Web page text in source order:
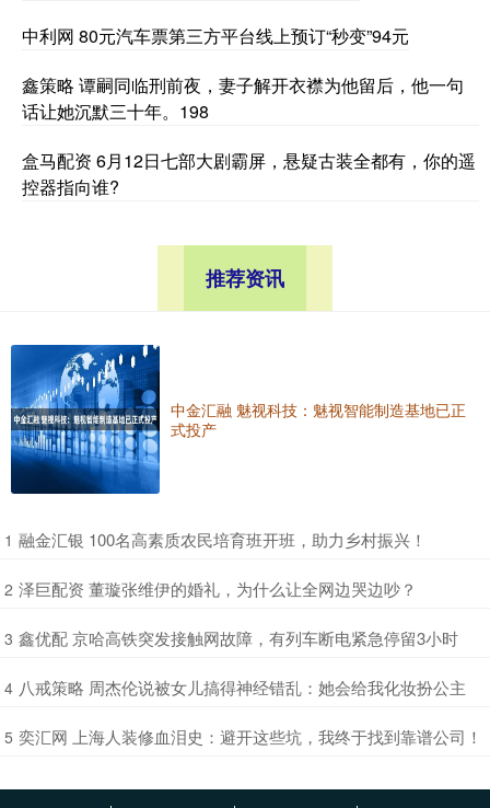
中利网 80元汽车票第三方平台线上预订“秒变”94元
鑫策略 谭嗣同临刑前夜，妻子解开衣襟为他留后，他一句
话让她沉默三十年。198
盒马配资 6月12日七部大剧霸屏，悬疑古装全都有，你的遥
控器指向谁?
推荐资讯
中金汇融 魅视科技：魅视智能制造基地已正
式投产
1 ​融金汇银 100名高素质农民培育班开班，助力乡村振兴！
2 ​泽巨配资 董璇张维伊的婚礼，为什么让全网边哭边吵？
3 ​鑫优配 京哈高铁突发接触网故障，有列车断电紧急停留3小时
4 ​八戒策略 周杰伦说被女儿搞得神经错乱：她会给我化妆扮公主
5 ​奕汇网 上海人装修血泪史：避开这些坑，我终于找到靠谱公司！